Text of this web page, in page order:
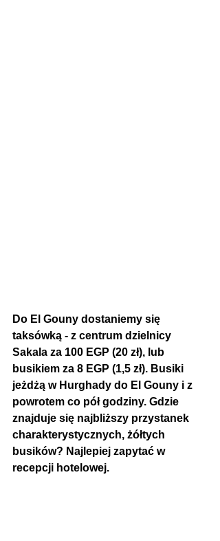
Do El Gouny dostaniemy się
taksówką - z centrum dzielnicy
Sakala za 100 EGP (20 zł), lub
busikiem za 8 EGP (1,5 zł). Busiki
jeżdżą w Hurghady do El Gouny i z
powrotem co pół godziny. Gdzie
znajduje się najbliższy przystanek
charakterystycznych, żółtych
busików? Najlepiej zapytać w
recepcji hotelowej.